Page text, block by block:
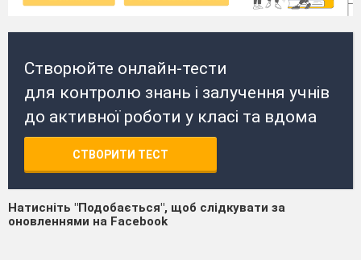
Створюйте онлайн-тести
для контролю знань і залучення учнів
до активної роботи у класі та вдома
СТВОРИТИ ТЕСТ
Натисніть "Подобається", щоб слідкувати за
оновленнями на Facebook